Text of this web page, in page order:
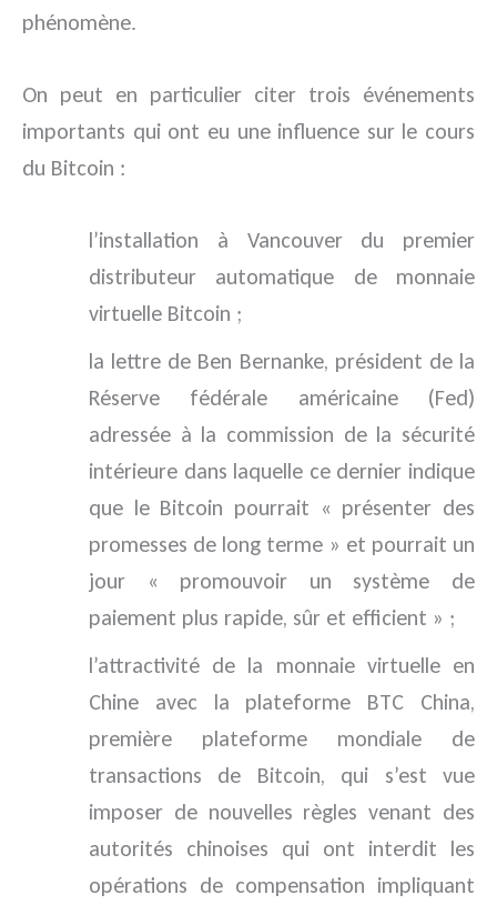
phénomène.
On peut en particulier citer trois événements
importants qui ont eu une influence sur le cours
du Bitcoin :
l’installation à Vancouver du premier
distributeur automatique de monnaie
virtuelle Bitcoin ;
la lettre de Ben Bernanke, président de la
Réserve fédérale américaine (Fed)
adressée à la commission de la sécurité
intérieure dans laquelle ce dernier indique
que le Bitcoin pourrait « présenter des
promesses de long terme » et pourrait un
jour « promouvoir un système de
paiement plus rapide, sûr et efficient » ;
l’attractivité de la monnaie virtuelle en
Chine avec la plateforme BTC China,
première plateforme mondiale de
transactions de Bitcoin, qui s’est vue
imposer de nouvelles règles venant des
autorités chinoises qui ont interdit les
opérations de compensation impliquant